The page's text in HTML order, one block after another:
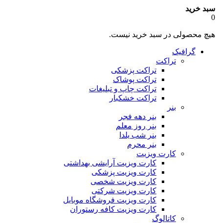
سبد خرید
0
هیچ محصولی در سبد خرید نیست.
گرافیک
تراکت
تراکت پزشکی
تراکت پوشاک
تراکت چاپ و تبلیغات
تراکت خشکبار
بنر
بنر دهه فجر
بنر روز معلم
بنر شب یلدا
بنر محرم
کارت ویزیت
کارت ویزیت آرایشی بهداشتی
کارت ویزیت پزشکی
کارت ویزیت شخصی
کارت ویزیت شرکتی
کارت ویزیت فروشگاه موبایل
کارت ویزیت کافه رستوران
کاتالوگ